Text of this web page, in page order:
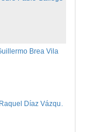
Brea Vila
Intervención de Dª. Raquel Díaz Vázquez